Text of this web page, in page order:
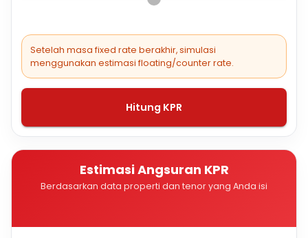
Setelah masa fixed rate berakhir, simulasi
menggunakan estimasi floating/counter rate.
Hitung KPR
Estimasi Angsuran KPR
Berdasarkan data properti dan tenor yang Anda isi